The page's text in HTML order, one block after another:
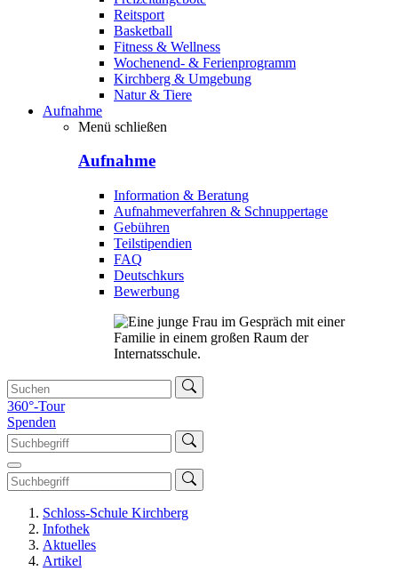
Reitsport
Basketball
Fitness & Wellness
Wochenend- & Ferienprogramm
Kirchberg & Umgebung
Natur & Tiere
Aufnahme
Menü schließen
Aufnahme
Information & Beratung
Aufnahmeverfahren & Schnuppertage
Gebühren
Teilstipendien
FAQ
Deutschkurs
Bewerbung
360°-Tour
Spenden
Schloss-Schule Kirchberg
Infothek
Aktuelles
Artikel